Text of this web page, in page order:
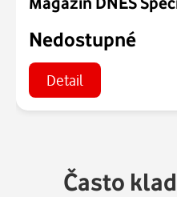
Nedostupné
Detail
Často